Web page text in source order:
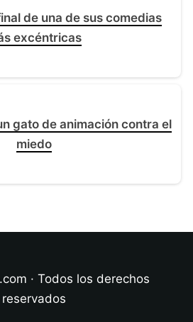
de una de sus comedias
excéntricas
gato de animación contra el
miedo
· Todos los derechos
reservados